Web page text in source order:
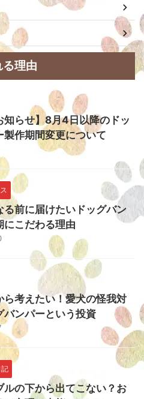
理由
知らせ】8月4日以降のドッ
製作期間変更について
る前に届けたいドッグバン
にこだわる理由
ら考えたい！愛犬の怪我対
バンパーという投資
ルの下から出てこない？お